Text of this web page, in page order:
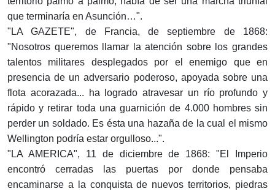
que terminaría en Asunción…".
"LA GAZETE", de Francia, de septiembre de 1868:
"Nosotros queremos llamar la atención sobre los grandes
talentos militares desplegados por el enemigo que en
presencia de un adversario poderoso, apoyada sobre una
flota acorazada... ha logrado atravesar un río profundo y
rápido y retirar toda una guarnición de 4.000 hombres sin
perder un soldado. Es ésta una hazaña de la cual el mismo
Wellington podría estar orgulloso...".
"LA AMERICA", 11 de diciembre de 1868: "El Imperio
encontró cerradas las puertas por donde pensaba
encaminarse a la conquista de nuevos territorios, piedras